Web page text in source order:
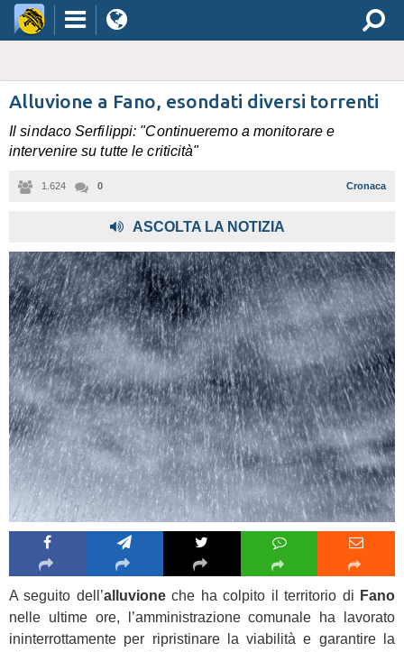
Alluvione a Fano, esondati diversi torrenti
Il sindaco Serfilippi: "Continueremo a monitorare e
intervenire su tutte le criticità"
1.624 0 Cronaca
ASCOLTA LA NOTIZIA
A seguito dell’alluvioneche ha colpito il territorio di Fano
nelle ultime ore, l’amministrazione comunale ha lavorato
ininterrottamente per ripristinare la viabilità e garantire la